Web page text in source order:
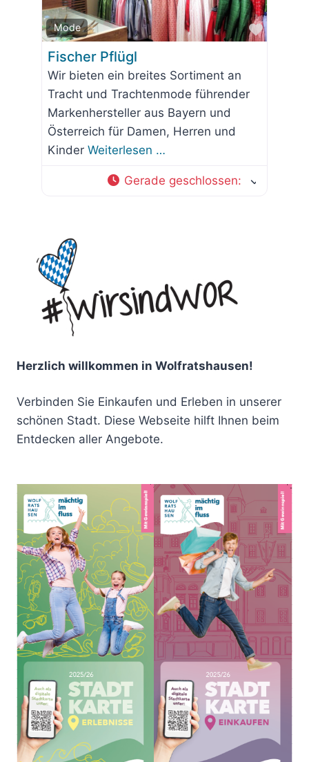
Mode
Favorit
Fischer Pflügl
Wir bieten ein breites Sortiment an
Tracht und Trachtenmode führender
Markenhersteller aus Bayern und
Österreich für Damen, Herren und
Kinder Weiterlesen …
Gerade geschlossen:
Herzlich willkommen in Wolfratshausen!
Verbinden Sie Einkaufen und Erleben in unserer
schönen Stadt. Diese Webseite hilft Ihnen beim
Entdecken aller Angebote.